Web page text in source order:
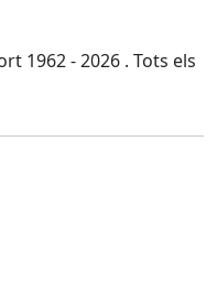
1962 - 2026 . Tots els